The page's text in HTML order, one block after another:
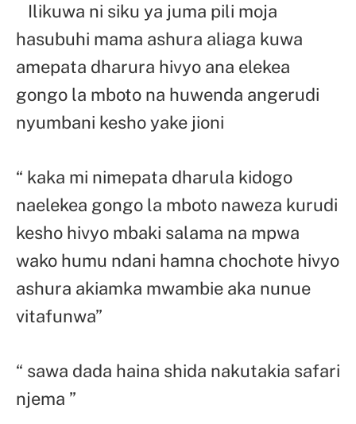
Ilikuwa ni siku ya juma pili moja
hasubuhi mama ashura aliaga kuwa
amepata dharura hivyo ana elekea
gongo la mboto na huwenda angerudi
nyumbani kesho yake jioni
“ kaka mi nimepata dharula kidogo
naelekea gongo la mboto naweza kurudi
kesho hivyo mbaki salama na mpwa
wako humu ndani hamna chochote hivyo
ashura akiamka mwambie aka nunue
vitafunwa”
“ sawa dada haina shida nakutakia safari
njema ”